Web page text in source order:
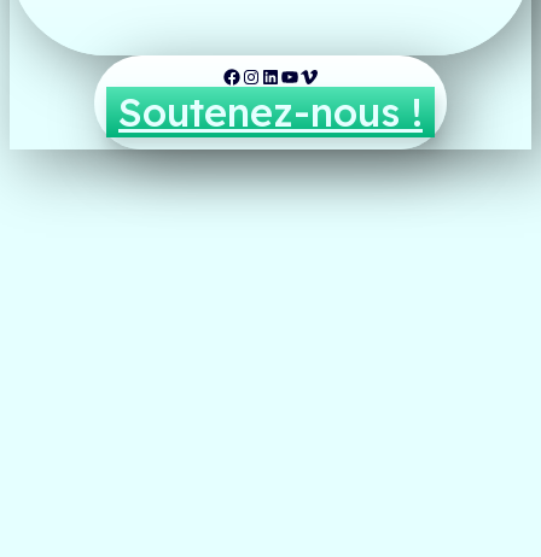
Facebook
Instagram
LinkedIn
YouTube
Vimeo
Soutenez-nous !